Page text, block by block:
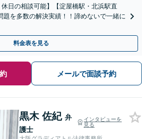
休日の相談可能】【淀屋橋駅・北浜駅直
題を多数の解決実績！！諦めないで一緒に
料金表を見る
メールで面談予約
黒木 佐紀 弁
護士
インタビューを
見る